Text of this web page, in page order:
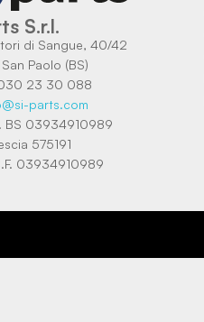
S.r.l.
di Sangue, 40/42
Paolo (BS)
23 30 088
parts.com
BS 03934910989
575191
03934910989